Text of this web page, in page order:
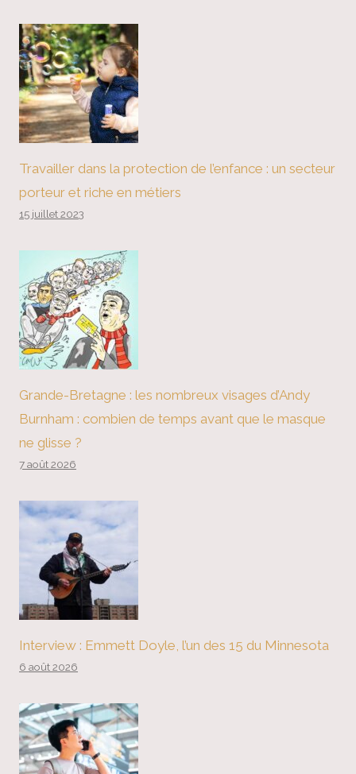
Travailler dans la protection de l’enfance : un secteur
porteur et riche en métiers
15 juillet 2023
Grande-Bretagne : les nombreux visages d’Andy
Burnham : combien de temps avant que le masque
ne glisse ?
7 août 2026
Interview : Emmett Doyle, l’un des 15 du Minnesota
6 août 2026